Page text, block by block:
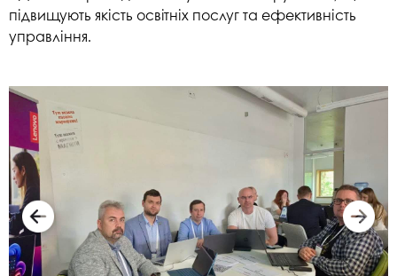
підвищують якість освітніх послуг та ефективність
управління.